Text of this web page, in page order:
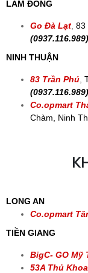
LÂM ĐỒNG
Go Đà Lạt 83
(0937.116.989)
NINH THUẬN
83 Trần Phú
(0937.116.989)
Co.opmart
Chàm, Ninh
LONG AN
Co.opmart
TIỀN GIANG
BigC- GO Mỹ
53A Thủ